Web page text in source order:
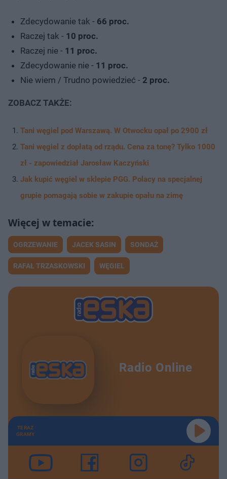
Zdecydowanie tak - 66 proc.
Raczej tak - 10 proc.
Raczej nie - 11 proc.
Zdecydowanie nie - 11 proc.
Nie wiem / Trudno powiedzieć - 2 proc.
ZOBACZ TAKŻE:
Tani węgiel pod Warszawą. W Otwocku opał po 2900 zł
Tani węgiel z dopłatą od rządu. Cena za tonę? Tylko 1000
zł - zapowiedział Jarosław Kaczyński
Jak kupić węgiel w sklepie PGG. Polacy na specjalnej
grupie pomagają sobie w zakupie opału na zimę
OGRZEWANIE JACEK SASIN SONDAŻ
RAFAŁ TRZASKOWSKI WĘGIEL
Radio Online
TERAZ
GRAMY